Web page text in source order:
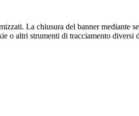
La chiusura del banner
o altri strumenti di tracciamento diversi